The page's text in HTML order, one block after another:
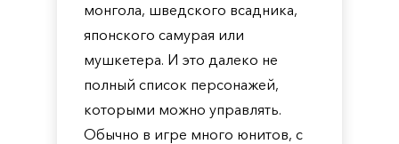
монгола, шведского всадника,
японского самурая или
мушкетера. И это далеко не
полный список персонажей,
которыми можно управлять.
Обычно в игре много юнитов, с